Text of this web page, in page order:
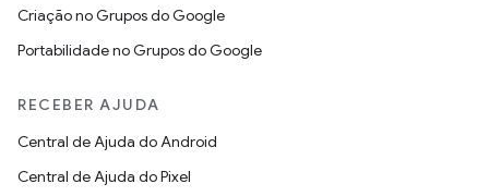
Criação no Grupos do Google
Portabilidade no Grupos do Google
RECEBER AJUDA
Central de Ajuda do Android
Central de Ajuda do Pixel